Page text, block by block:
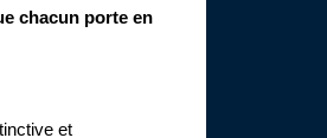
chacun porte en